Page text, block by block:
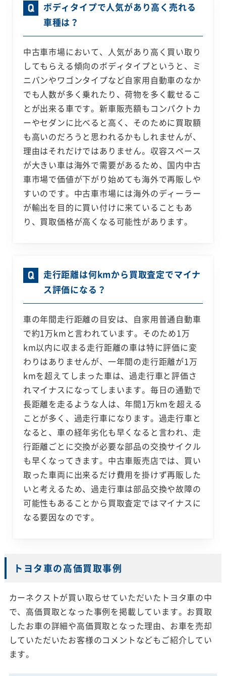
ボディタイプで人気があり高く売れる
車種は？
中古車市場において、人気があり高く買い取り
してもらえる傾向のボディタイプというと、ミ
ニバンやワゴンタイプなど自家用自動車のなか
でも人数が多く乗れたり、荷物を多く載せるこ
とが出来る車です。新車販売額もコンパクトカ
ーやセダンに比べると高く、そのために買取額
も高いのだろうと思われるかもしれませんが、
理由はそれだけではありません。収容スペース
が大きい車は海外で需要があるため、国内中古
車市場で価値が下がり始めても海外で再販しや
すいのです。中古車市場には海外のディーラー
が輸出を目的に買い付けに来ていることもあ
り、買取価格が高くなる可能性があります。
走行距離は何kmから買取査定でマイナ
ス評価になる？
車の年間走行距離の目安は、自家用普通自動車
で約1万kmと言われています。そのため1万
km以内に収まる走行距離の車は特に評価に変
わりはありませんが、一年間の走行距離が1万
kmを超えてしまった車は、過走行車と評価さ
れマイナスになってしまいます。毎日の通勤で
長距離を走るような人は、年間1万kmを超える
ことが多く、過走行車になります。過走行車と
なると、車の経年劣化も早くなると言われ、走
行距離ごとに交換が必要な部品の交換サイクル
も早くなってきます。中古車販売店では、買い
取った車両に出来るだけ費用を掛けず再販した
いと考えるため、過走行車は部品交換や故障の
可能性もあることから買取査定ではマイナスに
なる要因なのです。
トヨタ車の高価買取事例
カーネクストが買い取らせていただいたトヨタ車の中
で、高価買取となった事例を掲載しています。お買取
したお車の詳細や高価買取となった理由、お車を売却
していただいたお客様のコメントなどもご紹介してい
ます。